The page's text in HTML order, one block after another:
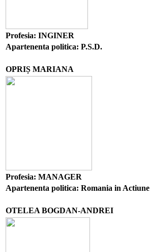
Profesia: INGINER
Apartenenta politica: P.S.D.
OPRIȘ MARIANA
Profesia: MANAGER
Apartenenta politica: Romania in Actiune
OTELEA BOGDAN-ANDREI